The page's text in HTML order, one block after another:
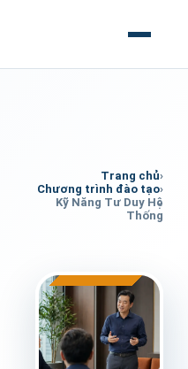
Mở menu
Trang chủ›
Chương trình đào tạo›
Kỹ Năng Tư Duy Hệ
Thống